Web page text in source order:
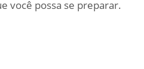
você possa se preparar.